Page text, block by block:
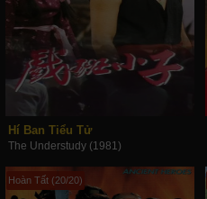
Hí Ban Tiểu Tử
The Understudy (1981)
Hoàn Tất (20/20)